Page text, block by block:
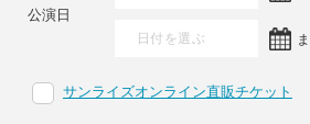
公演日
サンライズオンライン直販チケット